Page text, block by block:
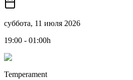
суббота, 11 июля 2026
19:00 - 01:00h
Temperament